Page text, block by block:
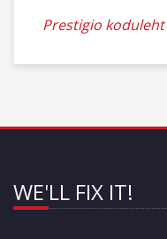
Prestigio koduleht
WE'LL FIX IT!